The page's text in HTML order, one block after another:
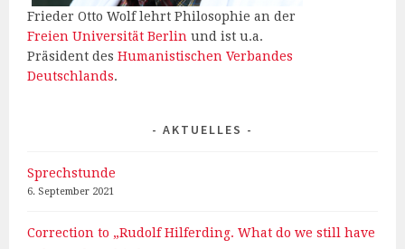
Frieder Otto Wolf lehrt Philosophie an der
Freien Universität Berlin und ist u.a.
Präsident desHumanistischen Verbandes
Deutschlands.
AKTUELLES
Sprechstunde
6. September 2021
Correction to „Rudolf Hilferding. What do we still have